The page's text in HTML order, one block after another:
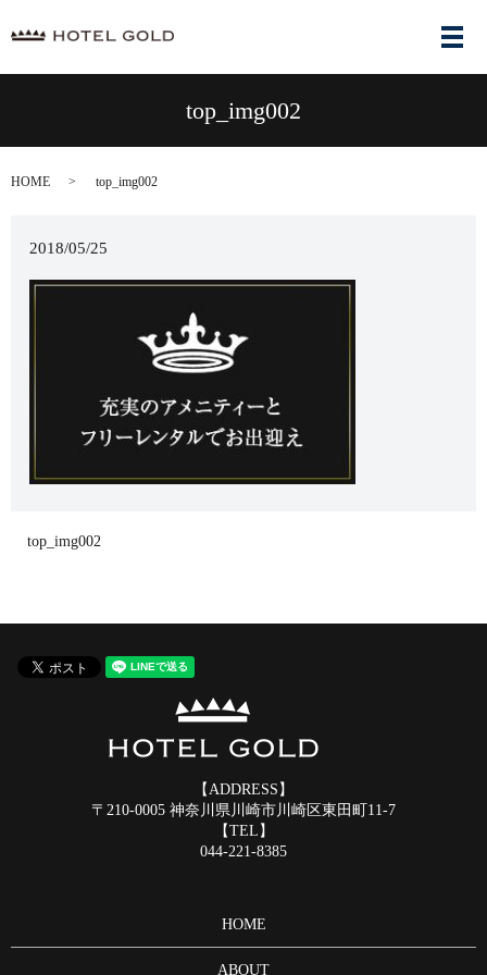
メ
top_img002
HOME top_img002
2018/05/25
top_img002
【ADDRESS】
〒210-0005 神奈川県川崎市川崎区東田町11-7
【TEL】
044-221-8385
HOME
ABOUT